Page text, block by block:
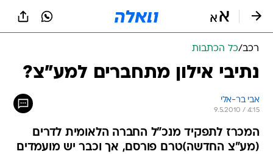
רכב/כל הכתבות
נתיבי אילון מתחברים למע"צ?
אבי בר-אלי
9.5.2010 / 4:15
המכרז לתפקיד מנכ"ל החברה הלאומית לדרים
(מע"צ החדשה)טרם פורסם, אך וכבר יש מועמדים